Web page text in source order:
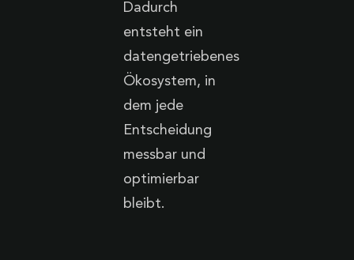
Dadurch
entsteht ein
datengetriebenes
Ökosystem, in
dem jede
Entscheidung
messbar und
optimierbar
bleibt.